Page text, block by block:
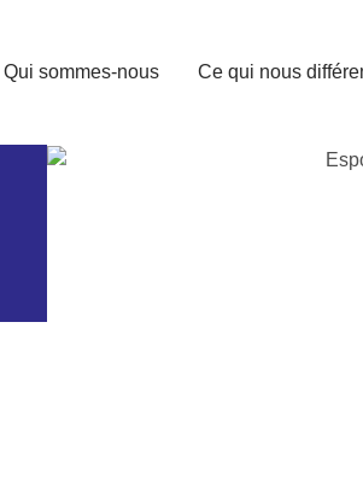
Qui sommes-nous Ce qui nous